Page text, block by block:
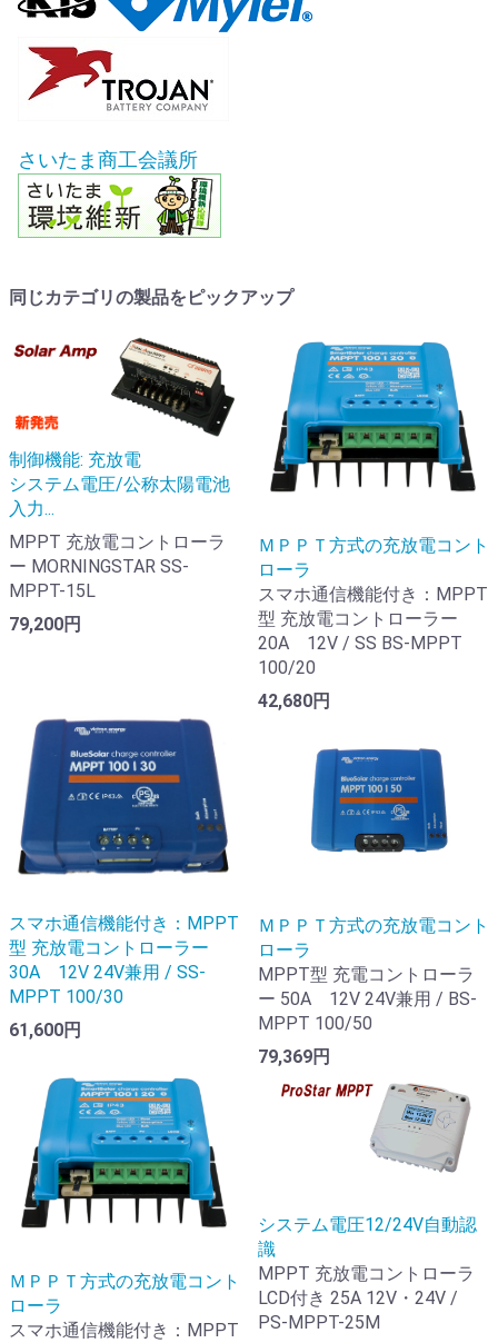
さいたま商工会議所
同じカテゴリの製品をピックアップ
制御機能: 充放電
システム電圧/公称太陽電池
入力...
MPPT 充放電コントローラ
ー MORNINGSTAR SS-
MPPT-15L
79,200円
ＭＰＰＴ方式の充放電コント
ローラ
スマホ通信機能付き：MPPT
型 充放電コントローラー
20A 12V / SS BS-MPPT
100/20
42,680円
スマホ通信機能付き：MPPT
型 充放電コントローラー
30A 12V 24V兼用 / SS-
MPPT 100/30
61,600円
ＭＰＰＴ方式の充放電コント
ローラ
MPPT型 充電コントローラ
ー 50A 12V 24V兼用 / BS-
MPPT 100/50
79,369円
ＭＰＰＴ方式の充放電コント
ローラ
スマホ通信機能付き：MPPT
システム電圧12/24V自動認
識
MPPT 充放電コントローラ
LCD付き 25A 12V・24V /
PS-MPPT-25M